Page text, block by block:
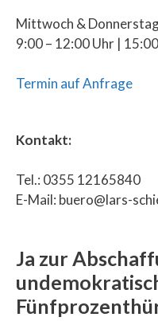
Mittwoch &
9:00 – 12:00 Uhr |
Termin auf Anfrage
Kontakt:
Tel.: 0355 12165840
E-Mail: buero@lars-
Ja zur